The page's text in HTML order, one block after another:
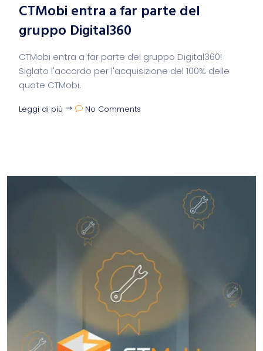
CTMobi entra a far parte del
gruppo Digital360
CTMobi entra a far parte del gruppo Digital360!
Siglato l'accordo per l'acquisizione del 100% delle
quote CTMobi.
Leggi di più No Comments